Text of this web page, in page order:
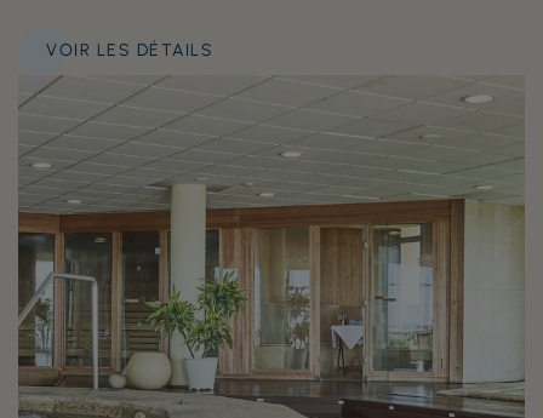
VOIR LES DÉTAILS